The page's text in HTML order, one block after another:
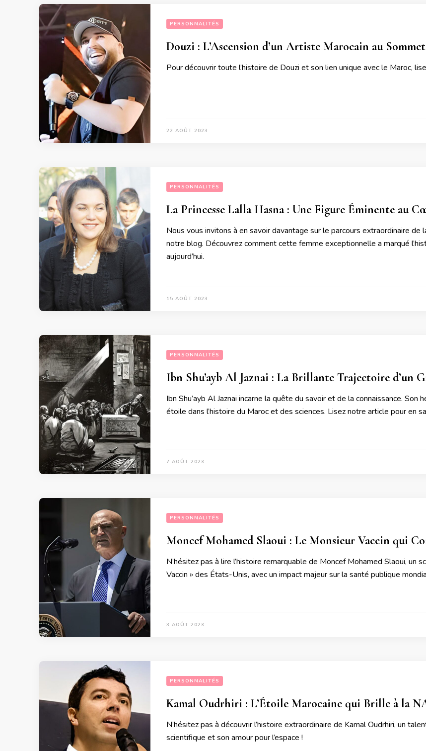
PERSONNALITÉS
Douzi : L’Ascension d’un Artiste Marocain au
Pour découvrir toute l’histoire de Douzi et son lien unique avec le Maroc,
22 AOÛT 2023
PERSONNALITÉS
La Princesse Lalla Hasna : Une Figure Éminente au
Nous vous invitons à en savoir davantage sur le parcours extraordinaire de
notre blog. Découvrez comment cette femme exceptionnelle a marqué
aujourd’hui.
15 AOÛT 2023
PERSONNALITÉS
Ibn Shu’ayb Al Jaznai : La Brillante Trajectoire d’un
Ibn Shu’ayb Al Jaznai incarne la quête du savoir et de la connaissance.
étoile dans l’histoire du Maroc et des sciences. Lisez notre article pour en
7 AOÛT 2023
PERSONNALITÉS
Moncef Mohamed Slaoui : Le Monsieur Vaccin qui
N’hésitez pas à lire l’histoire remarquable de Moncef Mohamed Slaoui, un
Vaccin » des États-Unis, avec un impact majeur sur la santé publique
3 AOÛT 2023
PERSONNALITÉS
Kamal Oudrhiri : L’Étoile Marocaine qui Brille à la
N’hésitez pas à découvrir l’histoire extraordinaire de Kamal Oudrhiri, un
scientifique et son amour pour l’espace !